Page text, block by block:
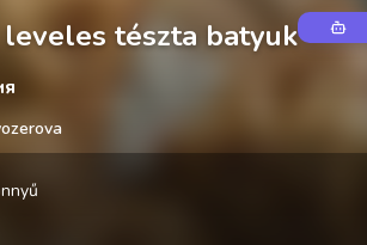
leveles tészta batyuk